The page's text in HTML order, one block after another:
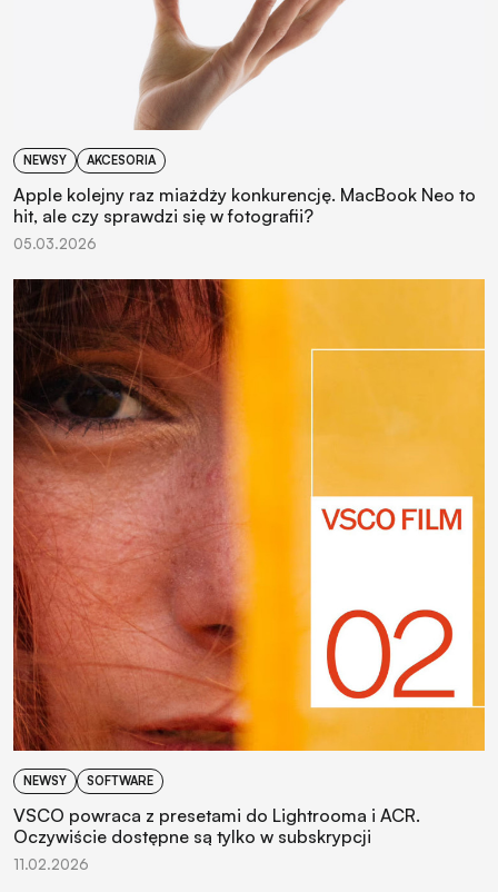
NEWSY AKCESORIA
Apple kolejny raz miażdży konkurencję. MacBook Neo to
hit, ale czy sprawdzi się w fotografii?
05.03.2026
NEWSY SOFTWARE
VSCO powraca z presetami do Lightrooma i ACR.
Oczywiście dostępne są tylko w subskrypcji
11.02.2026